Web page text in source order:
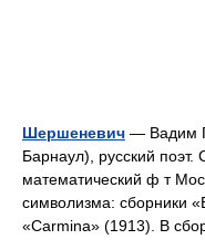
Шершеневич — Вадим
Барнаул), русский
математический ф т
символизма: сборники
«Carmina» (1913). В